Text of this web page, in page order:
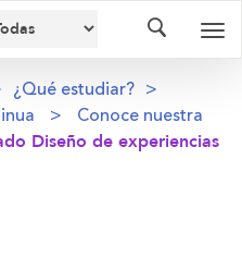
¿Qué estudiar?
Conoce nuestra
Diseño de experiencias